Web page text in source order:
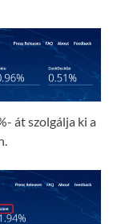
át szolgálja ki a